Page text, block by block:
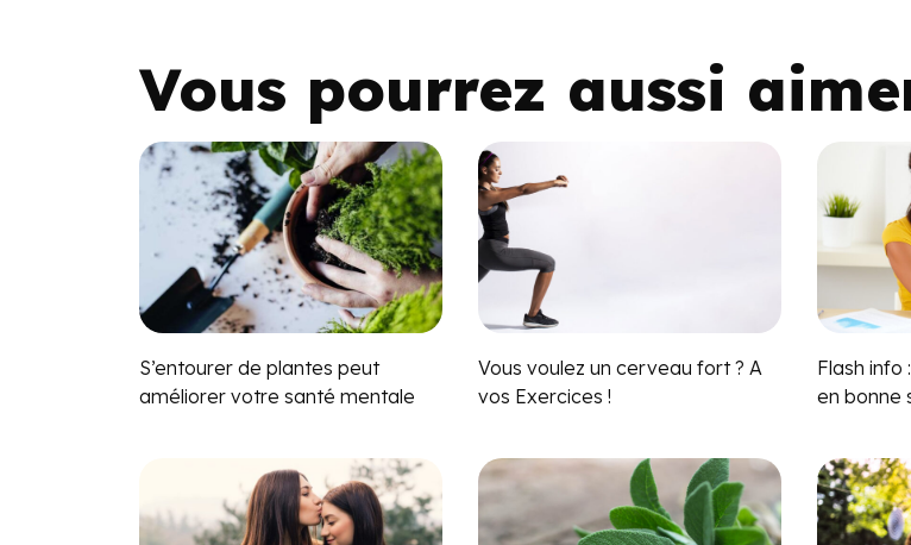
Vous pourrez aussi
S’entourer de plantes peut
améliorer votre santé mentale
Vous voulez un cerveau fort ? A
vos Exercices !
Flash info
en bonne